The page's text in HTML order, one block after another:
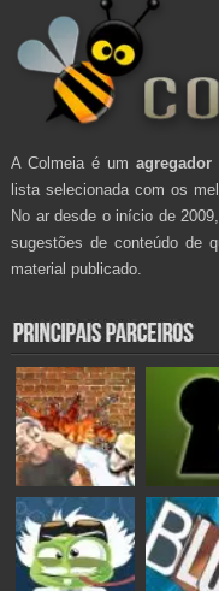
A Colmeia é um agregador
lista selecionada com os
No ar desde o início de
sugestões de conteúdo de
material publicado.